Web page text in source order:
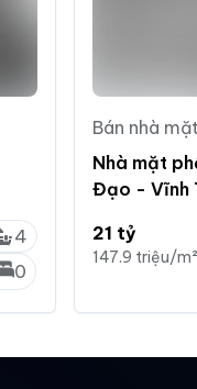
4
0
Bán nhà
Nhà mặt
Đạo - Vĩnh
21 tỷ
147.9 triệu/m²